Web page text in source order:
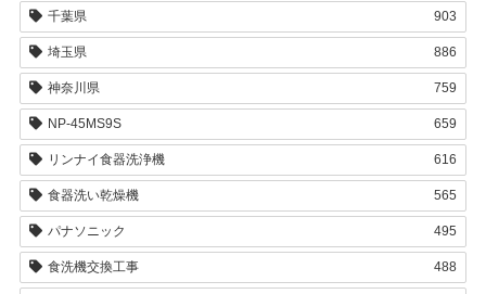
千葉県 903
埼玉県 886
神奈川県 759
NP-45MS9S 659
リンナイ食器洗浄機 616
食器洗い乾燥機 565
パナソニック 495
食洗機交換工事 488